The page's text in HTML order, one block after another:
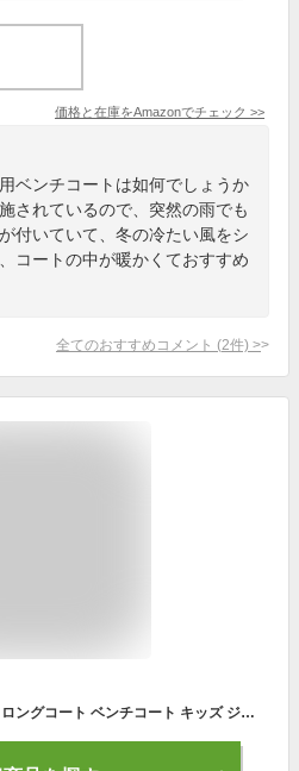
価格と在庫をAmazonでチェック >>
ベンチコートは如何でしょうか
されているので、突然の雨でも
付いていて、冬の冷たい風をシ
コートの中が暖かくておすすめ
全てのおすすめコメント (2件) >
【本日P5倍】アディダス ボア ロングコート ベンチコート キッズ ジュニア 冬 雪 男の子 女の子 アウター 秋冬 ジャケット 子供服 adidas 110cm 120cm 130cm 140cm 150cm 160cm 長袖 防寒 スポーツ観戦 中綿 おしゃれ 男児 女児